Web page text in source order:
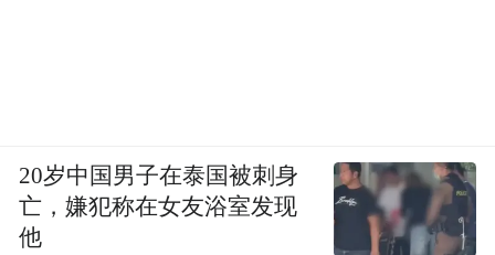
20岁中国男子在泰国被刺身
亡，嫌犯称在女友浴室发现
他